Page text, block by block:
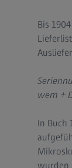
Bis
wem +
In Buch
wurden